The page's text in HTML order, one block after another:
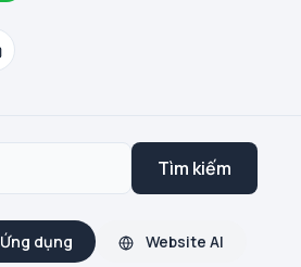
Tìm kiếm
Ứng dụng Website AI